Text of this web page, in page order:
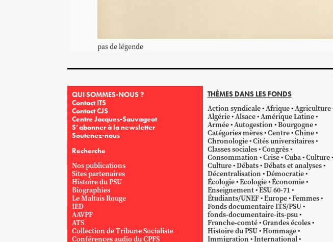
pas de légende
QUI SOMMES-NOUS ?
Contact ITS
Contact CJS
Centre Jacques-Sauvageot
S’abonner à la newsletter
Soutenez-nous
Recherche
Nos publications
Sites partenaires
Histoire du PSU
Biographies
Le Maltais Rouge
IED
AAVPF
ATS
Collection de Tribune Socialiste
Conférences audio du CPFS
THÈMES DANS LES FONDS
Action syndicale Afrique Agriculture
Algérie Alsace Amérique Latine
Armée Autogestion Bourgogne
Catégories mères Centre Chine
Chronologie Cités universitaires
Classes sociales Congrès
Consommation Crise Cuba Culture
Culture Débats Débats et analyses
Décentralisation Démocratie
Écologie Ecologie Économie
Enseignement ESU 60-71
Étudiants/UNEF Europe Femmes
Fonds documentaire ITS/PSU
fonds-documentaire-its-psu
Franche-comté Grandes écoles
Histoire du PSU Hommage
Immigration International